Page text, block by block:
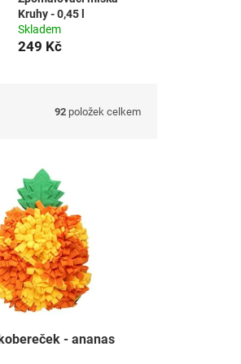
Kruhy - 0,45 l
Skladem
249 Kč
92 položek celkem
- ananas